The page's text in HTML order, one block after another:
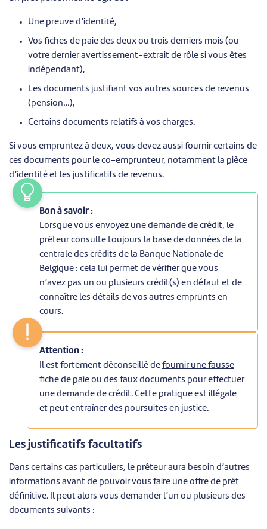
Une preuve d’identité,
Vos fiches de paie des deux ou trois derniers mois (ou
votre dernier avertissement-extrait de rôle si vous êtes
indépendant),
Les documents justifiant vos autres sources de revenus
(pension…),
Certains documents relatifs à vos charges.
Si vous empruntez à deux, vous devez aussi fournir certains de
ces documents pour le co-emprunteur, notamment la pièce
d’identité et les justificatifs de revenus.
Bon à savoir :
Lorsque vous envoyez une demande de crédit, le
prêteur consulte toujours la base de données de la
centrale des crédits de la Banque Nationale de
Belgique : cela lui permet de vérifier que vous
n’avez pas un ou plusieurs crédit(s) en défaut et de
connaître les détails de vos autres emprunts en
cours.
Attention :
Il est fortement déconseillé de fournir une fausse
fiche de paie ou des faux documents pour effectuer
une demande de crédit. Cette pratique est illégale
et peut entraîner des poursuites en justice.
Les justificatifs facultatifs
Dans certains cas particuliers, le prêteur aura besoin d’autres
informations avant de pouvoir vous faire une offre de prêt
définitive. Il peut alors vous demander l’un ou plusieurs des
documents suivants :